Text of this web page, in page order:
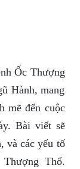
Ốc Thượng
Hành, mang
mẽ đến cuộc
Bài viết sẽ
và các yếu tố
Thổ.